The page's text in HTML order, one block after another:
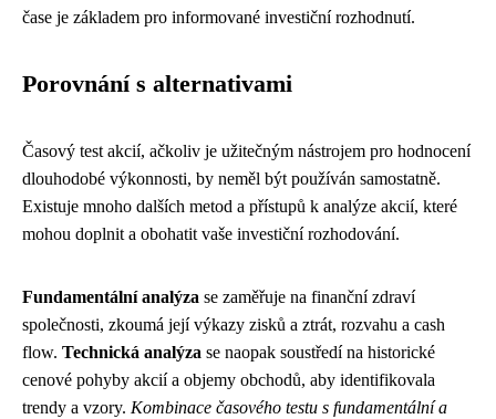
čase je základem pro informované investiční rozhodnutí.
Porovnání s alternativami
Časový test akcií, ačkoliv je užitečným nástrojem pro hodnocení
dlouhodobé výkonnosti, by neměl být používán samostatně.
Existuje mnoho dalších metod a přístupů k analýze akcií, které
mohou doplnit a obohatit vaše investiční rozhodování.
Fundamentální analýza se zaměřuje na finanční zdraví
společnosti, zkoumá její výkazy zisků a ztrát, rozvahu a cash
flow. Technická analýza se naopak soustředí na historické
cenové pohyby akcií a objemy obchodů, aby identifikovala
trendy a vzory. Kombinace časového testu s fundamentální a